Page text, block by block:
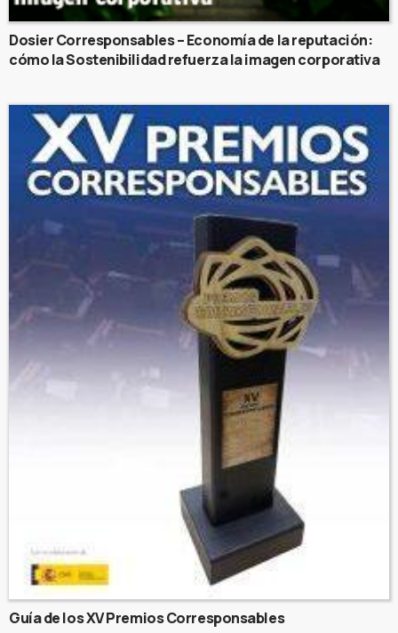
Dosier Corresponsables – Economía de la reputación:
cómo la Sostenibilidad refuerza la imagen corporativa
Guía de los XV Premios Corresponsables